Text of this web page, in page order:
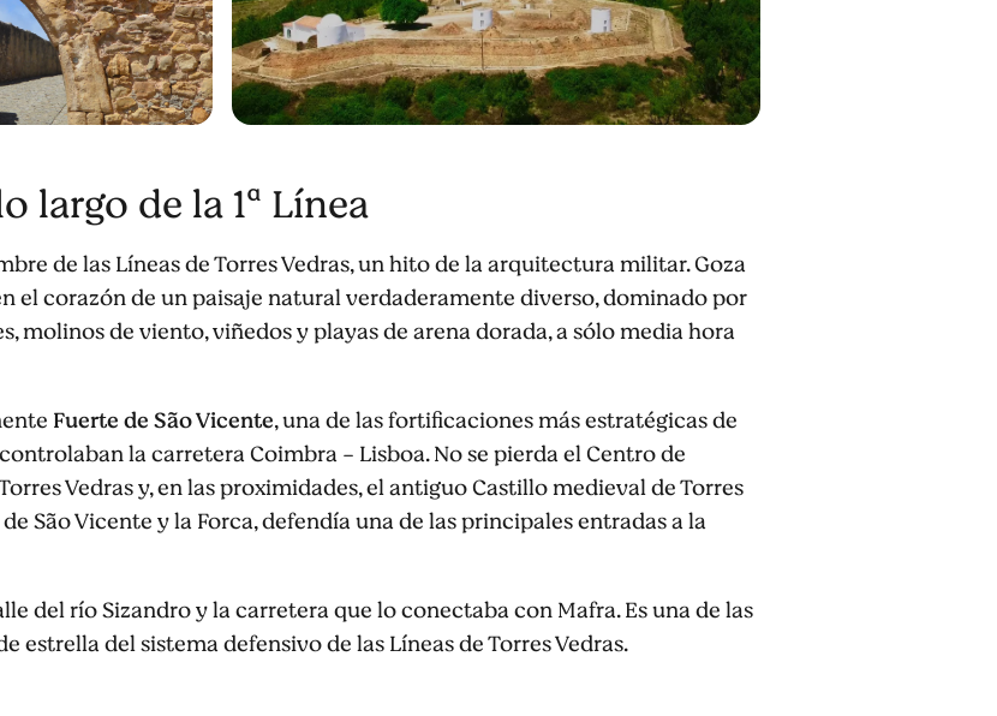
largo de la 1ª Línea
de las Líneas de Torres Vedras, un hito de la arquitectura militar. Goza
el corazón de un paisaje natural verdaderamente diverso, dominado por
molinos de viento, viñedos y playas de arena dorada, a sólo media hora
Fuerte de São Vicente, una de las fortificaciones más estratégicas de
la carretera Coimbra - Lisboa. No se pierda el Centro de
Vedras y, en las proximidades, el antiguo Castillo medieval de Torres
São Vicente y la Forca, defendía una de las principales entradas a la
del río Sizandro y la carretera que lo conectaba con Mafra. Es una de las
estrella del sistema defensivo de las Líneas de Torres Vedras.